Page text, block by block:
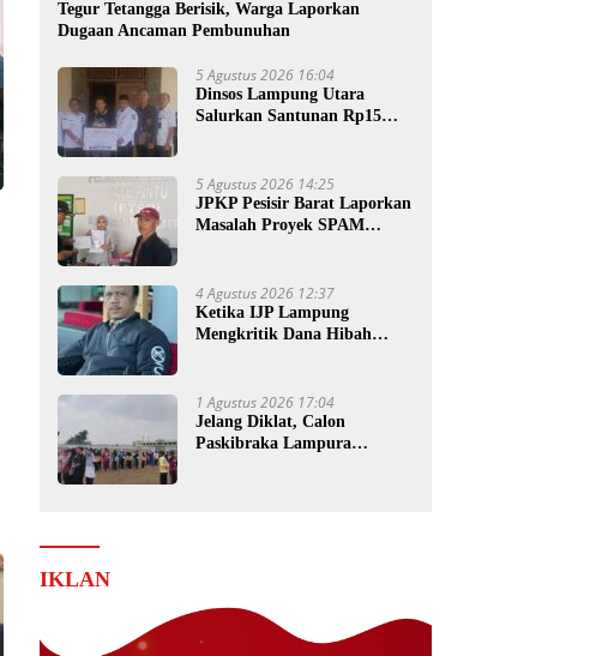
Tegur Tetangga Berisik, Warga Laporkan
Dugaan Ancaman Pembunuhan
5 Agustus 2026 16:04
Dinsos Lampung Utara
Salurkan Santunan Rp15
5 Agustus 2026 14:25
JPKP Pesisir Barat Laporkan
Masalah Proyek SPAM
4 Agustus 2026 12:37
Ketika IJP Lampung
Mengkritik Dana Hibah
1 Agustus 2026 17:04
Jelang Diklat, Calon
Paskibraka Lampura
IKLAN